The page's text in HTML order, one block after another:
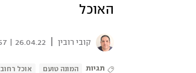
האוכל
קובי רובין 26.04.22 | 12:57
תגיות המונה טועם אוכל רחוב